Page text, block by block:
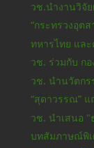
วช.นำงานวิจั
“กระทรวงอุต
ทหารไทย แล
วช. ร่วมกับ ก
วช. นำนวัตกร
“สุดาวรรณ”
วช. นำเสนอ "
บทสัมภาษณ์พิเ